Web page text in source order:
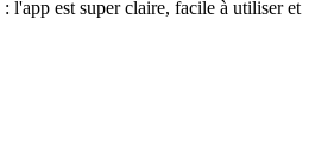
l'app est super claire, facile à utiliser et